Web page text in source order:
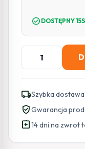
check_circle DOSTĘPNY
ilość
Lampa
Radius
LED
AC
A
local_shippingSzybka
verified_userGwarancja
assignment_return14 dni na zwrot